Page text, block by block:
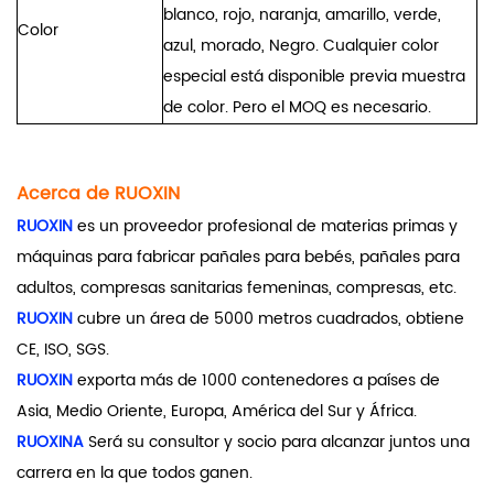
Color
blanco, rojo, naranja, amarillo, verde,
azul, morado, Negro. Cualquier color
especial está disponible previa muestra
de color. Pero el MOQ es necesario.
Acerca de RUOXIN
RUOXINes un proveedor profesional de materias primas y
máquinas para fabricar pañales para bebés, pañales para
adultos, compresas sanitarias femeninas, compresas, etc.
RUOXINcubre un área de 5000 metros cuadrados, obtiene
CE, ISO, SGS.
RUOXINexporta más de 1000 contenedores a países de
Asia, Medio Oriente, Europa, América del Sur y África.
RUOXINASerá su consultor y socio para alcanzar juntos una
carrera en la que todos ganen.